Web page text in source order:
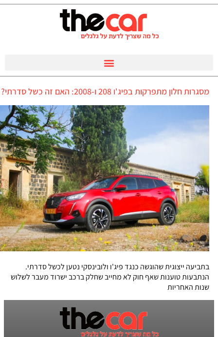
מסגרות חלון מתפרקות בפיג'ו 208 ו-2008: האם זה כשל סדרתי?
בתביעה ייצוגית שהוגשה כנגד פיג'ו ולובינסקי נטען לכשל סדרתי.
הנתבעות טוענות שאף חוק לא מחייב שחלק ברכב ישרוד מעבר לשלוש
שנות האחריות